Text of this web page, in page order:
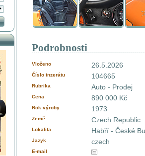
Podrobnosti
Vloženo 26.5.2026
Číslo inzerátu 104665
Rubrika Auto - Prodej
Cena 890 000 Kč
Rok výroby 1973
Země Czech Republic
Lokalita Habří - České
Jazyk czech
E-mail